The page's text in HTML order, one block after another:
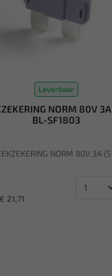
Leverbaar
NORM 80V
BL-SF1803
NORM 80V 3A
21,71